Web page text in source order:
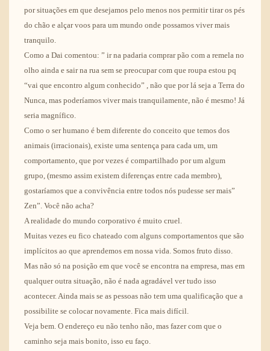
por situações em que desejamos pelo menos nos permitir tirar os pés
do chão e alçar voos para um mundo onde possamos viver mais
tranquilo.
Como a Dai comentou: ” ir na padaria comprar pão com a remela no
olho ainda e sair na rua sem se preocupar com que roupa estou pq
“vai que encontro algum conhecido” , não que por lá seja a Terra do
Nunca, mas poderíamos viver mais tranquilamente, não é mesmo! Já
seria magnífico.
Como o ser humano é bem diferente do conceito que temos dos
animais (irracionais), existe uma sentença para cada um, um
comportamento, que por vezes é compartilhado por um algum
grupo, (mesmo assim existem diferenças entre cada membro),
gostaríamos que a convivência entre todos nós pudesse ser mais”
Zen”. Você não acha?
A realidade do mundo corporativo é muito cruel.
Muitas vezes eu fico chateado com alguns comportamentos que são
implícitos ao que aprendemos em nossa vida. Somos fruto disso.
Mas não só na posição em que você se encontra na empresa, mas em
qualquer outra situação, não é nada agradável ver tudo isso
acontecer. Ainda mais se as pessoas não tem uma qualificação que a
possibilite se colocar novamente. Fica mais difícil.
Veja bem. O endereço eu não tenho não, mas fazer com que o
caminho seja mais bonito, isso eu faço.